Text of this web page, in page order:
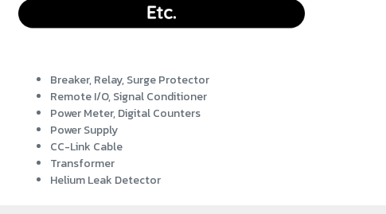
Breaker, Relay, Surge Protector
Remote I/O, Signal Conditioner
Power Meter, Digital Counters
Power Supply
CC-Link Cable
Transformer
Helium Leak Detector